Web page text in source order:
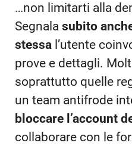
…non limitarti alla
Segnala subito
stessa l’utente
prove e dettagli.
soprattutto quelle
un team antifrode
bloccare l’account
collaborare con le